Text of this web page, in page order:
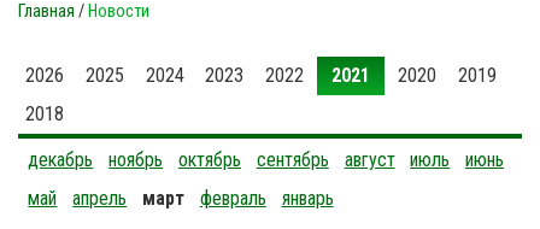
Главная / Новости
2026 2025 2024 2023 2022 2021 2020
2019
2018
декабрь
ноябрь октябрь сентябрь август июль
июнь
май
апрель март февраль январь